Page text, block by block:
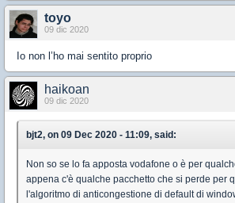
toyo
09 dic 2020
Io non l’ho mai sentito proprio
haikoan
09 dic 2020
bjt2, on 09 Dec 2020 - 11:09, said:
Non so se lo fa apposta vodafone o è per
appena c'è qualche pacchetto che si perde per
l'algoritmo di anticongestione di default di